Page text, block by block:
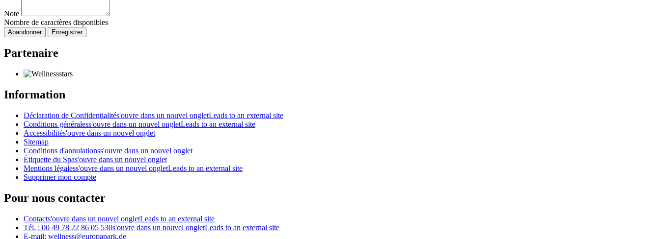
Note
Nombre de caractères disponibles
Abandonner Enregistrer
Partenaire
Information
Déclaration de Confidentialités'ouvre dans un nouvel ongletLeads to an external site
Conditions généraless'ouvre dans un nouvel ongletLeads to an external site
Accessibilités'ouvre dans un nouvel onglet
Sitemap
Conditions d'annulationss'ouvre dans un nouvel onglet
Étiquette du Spas'ouvre dans un nouvel onglet
Mentions légaless'ouvre dans un nouvel ongletLeads to an external site
Supprimer mon compte
Pour nous contacter
Contacts'ouvre dans un nouvel ongletLeads to an external site
Tél. : 00 49 78 22 86 05 530s'ouvre dans un nouvel ongletLeads to an external site
E-mail: wellness@europapark.de